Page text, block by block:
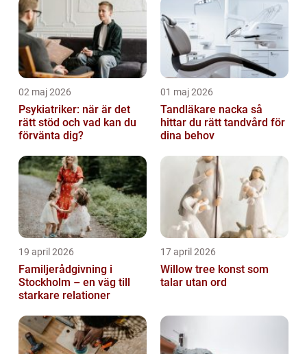
02 maj 2026
Psykiatriker: när är det
rätt stöd och vad kan du
förvänta dig?
01 maj 2026
Tandläkare nacka så
hittar du rätt tandvård för
dina behov
19 april 2026
Familjerådgivning i
Stockholm – en väg till
starkare relationer
17 april 2026
Willow tree konst som
talar utan ord